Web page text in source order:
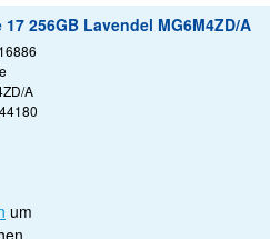
256GB Lavendel MG6M4ZD/A
A
um